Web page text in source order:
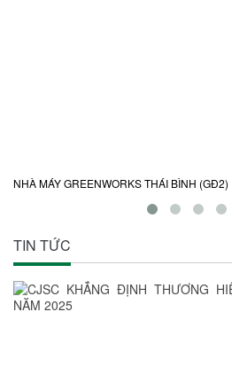
NHÀ MÁY GREENWORKS THÁI BÌNH (GĐ2)
TIN TỨC